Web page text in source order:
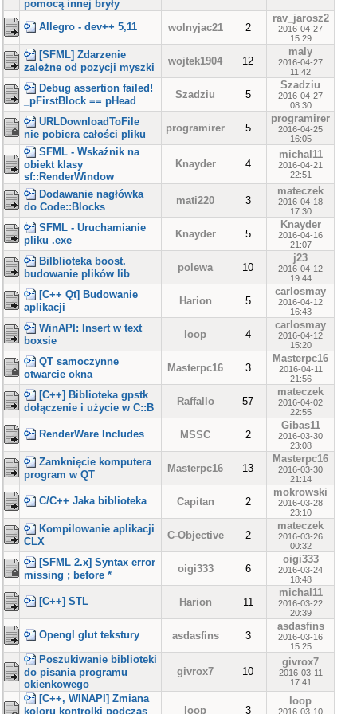
pomocą innej bryły
Allegro - dev++ 5,11 wolnyjac21 2
rav_jarosz2
2016-04-27
15:29
[SFML] Zdarzenie
zależne od pozycji myszki
wojtek1904 12
maly
2016-04-27
11:42
Debug assertion failed!
_pFirstBlock == pHead
Szadziu 5
Szadziu
2016-04-27
08:30
URLDownloadToFile
nie pobiera całości pliku
programirer 5
programirer
2016-04-25
16:05
SFML - Wskaźnik na
obiekt klasy
sf::RenderWindow
Knayder 4
michal11
2016-04-21
22:51
Dodawanie nagłówka
do Code::Blocks
mati220 3
mateczek
2016-04-18
17:30
SFML - Uruchamianie
pliku .exe
Knayder 5
Knayder
2016-04-16
21:07
Bilblioteka boost.
budowanie plików lib
polewa 10
j23
2016-04-12
19:44
[C++ Qt] Budowanie
aplikacji
Harion 5
carlosmay
2016-04-12
16:43
WinAPI: Insert w text
boxsie
loop 4
carlosmay
2016-04-12
15:20
QT samoczynne
otwarcie okna
Masterpc16 3
Masterpc16
2016-04-11
21:56
[C++] Biblioteka gpstk
dołączenie i użycie w C::B
Raffallo 57
mateczek
2016-04-02
22:55
RenderWare Includes MSSC 2
Gibas11
2016-03-30
23:08
Zamknięcie komputera
program w QT
Masterpc16 13
Masterpc16
2016-03-30
21:14
C/C++ Jaka biblioteka Capitan 2
mokrowski
2016-03-28
23:10
Kompilowanie aplikacji
CLX
C-Objective 2
mateczek
2016-03-26
00:32
[SFML 2.x] Syntax error
missing ; before *
oigi333 6
oigi333
2016-03-24
18:48
[C++] STL Harion 11
michal11
2016-03-22
20:39
Opengl glut tekstury asdasfins 3
asdasfins
2016-03-16
15:25
Poszukiwanie biblioteki
do pisania programu
okienkowego
givrox7 10
givrox7
2016-03-11
17:41
[C++, WINAPI] Zmiana
koloru kontrolki podczas
loop 3
loop
2016-03-10